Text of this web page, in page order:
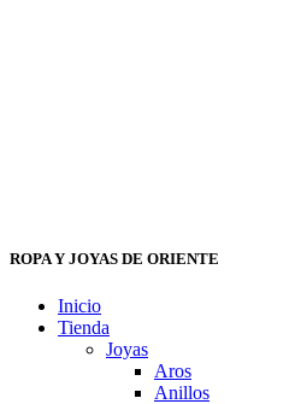
ROPA Y JOYAS DE ORIENTE
Inicio
Tienda
Joyas
Aros
Anillos